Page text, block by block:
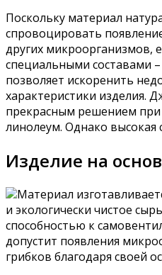
Поскольку материал
спровоцировать
других микроорганизмов,
специальными составами
позволяет искоренить
характеристики изделия.
прекрасным решением
линолеум. Однако высокая
Изделие на
Материал
и экологически чистое
способностью к
допустит появления
грибков благодаря своей